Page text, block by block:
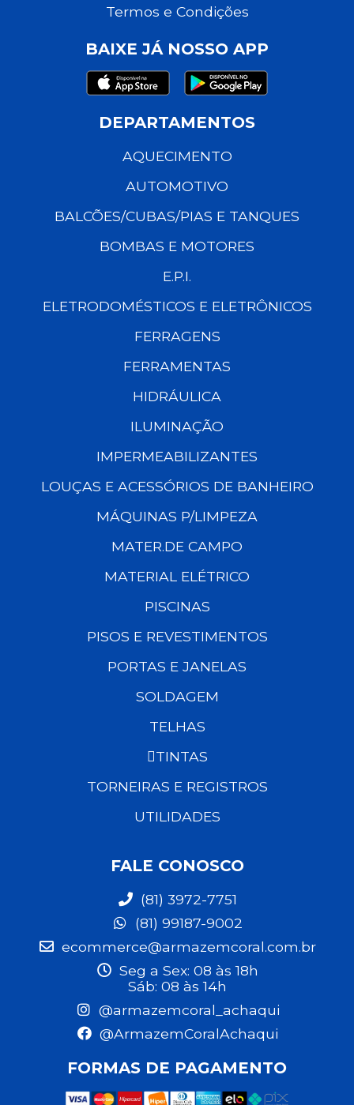
Termos e Condições
BAIXE JÁ NOSSO APP
DEPARTAMENTOS
AQUECIMENTO
AUTOMOTIVO
BALCÕES/CUBAS/PIAS E TANQUES
BOMBAS E MOTORES
E.P.I.
ELETRODOMÉSTICOS E ELETRÔNICOS
FERRAGENS
FERRAMENTAS
HIDRÁULICA
ILUMINAÇÃO
IMPERMEABILIZANTES
LOUÇAS E ACESSÓRIOS DE BANHEIRO
MÁQUINAS P/LIMPEZA
MATER.DE CAMPO
MATERIAL ELÉTRICO
PISCINAS
PISOS E REVESTIMENTOS
PORTAS E JANELAS
SOLDAGEM
TELHAS
TINTAS
TORNEIRAS E REGISTROS
UTILIDADES
FALE CONOSCO
(81) 3972-7751
(81) 99187-9002
ecommerce@armazemcoral.com.br
Seg a Sex: 08 às 18h
Sáb: 08 às 14h
@armazemcoral_achaqui
@ArmazemCoralAchaqui
FORMAS DE PAGAMENTO